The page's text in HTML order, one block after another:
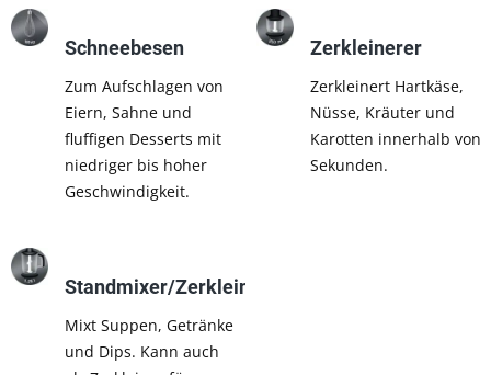
Schneebesen
Zum Aufschlagen von
Eiern, Sahne und
fluffigen Desserts mit
niedriger bis hoher
Geschwindigkeit.
Zerkleinerer
Zerkleinert Hartkäse,
Nüsse, Kräuter und
Karotten innerhalb von
Sekunden.
Standmixer/Zerkleinerer
Mixt Suppen, Getränke
und Dips. Kann auch